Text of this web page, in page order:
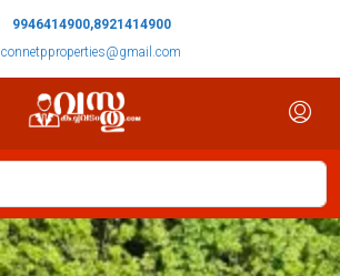
9946414900,8921414900
connetpproperties@gmail.com